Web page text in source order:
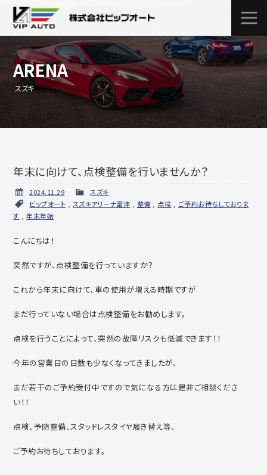
ARENA
スズキ
年末に向けて、点検整備を行いませんか？
2024.11.29
スズキ
ビップオート
スズキアリーナ富津 整備 点検
ご予約お待ちしておりま
す ,年末年始
こんにちは！
突然ですが、点検整備を行っていますか？
これから年末に向けて、車の使用が増える時期ですが
まだ行っていない場合は点検整備をお勧めします。
点検を行うことによって、突然の故障リスクも低減できます！！
今年の営業日の日数も少なくなってきましたが、
まだ若干のご予約受付中ですので気になる方は是非ご相談くださ
い！！
点検、予防整備、スタッドレスタイヤ履き替え等、
ご予約お待ちしております。